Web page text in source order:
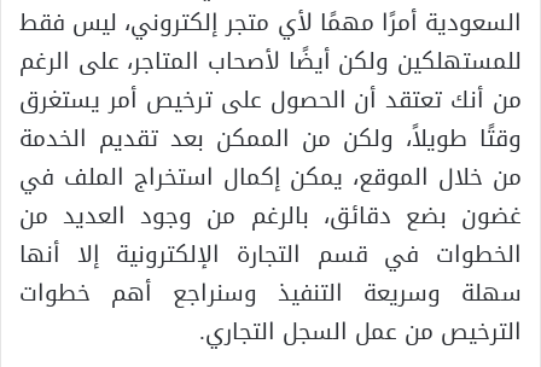
السعودية أمرًا مهمًا لأي متجر إلكتروني، ليس فقط
للمستهلكين ولكن أيضًا لأصحاب المتاجر، على الرغم
من أنك تعتقد أن الحصول على ترخيص أمر يستغرق
وقتًا طويلاً، ولكن من الممكن بعد تقديم الخدمة
من خلال الموقع، يمكن إكمال استخراج الملف في
غضون بضع دقائق، بالرغم من وجود العديد من
الخطوات في قسم التجارة الإلكترونية إلا أنها
سهلة وسريعة التنفيذ وسنراجع أهم خطوات
الترخيص من عمل السجل التجاري.